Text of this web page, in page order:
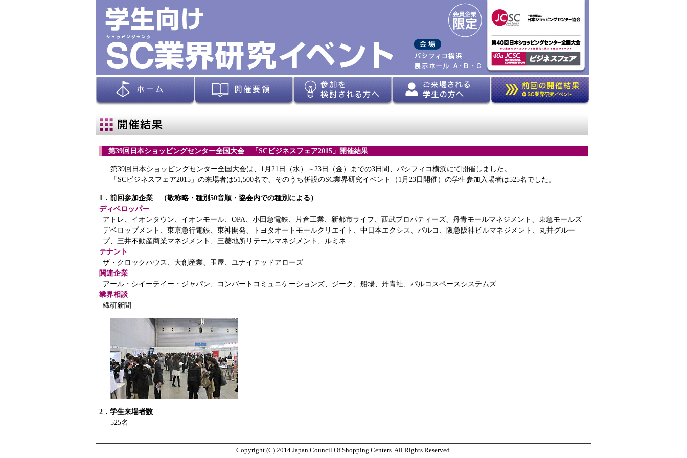
第39回日本ショッピングセンター全国大会 「SCビジネスフェア2015」開催結果
第39回日本ショッピングセンター全国大会は、1月21日（水）～23日（金）までの3日間、パシフィコ横浜にて開催しました。
「SCビジネスフェア2015」の来場者は51,500名で、そのうち併設のSC業界研究イベント（1月23日開催）の学生参加入場者は525名でした。
1．前回参加企業 （敬称略・種別50音順・協会内での種別による）
ディベロッパー
アトレ、イオンタウン、イオンモール、OPA、小田急電鉄、片倉工業、新都市ライフ、西武プロパティーズ、丹青モールマネジメント、東急モールズ
デベロップメント、東京急行電鉄、東神開発、トヨタオートモールクリエイト、中日本エクシス、パルコ、阪急阪神ビルマネジメント、丸井グルー
プ、三井不動産商業マネジメント、三菱地所リテールマネジメント、ルミネ
テナント
ザ・クロックハウス、大創産業、玉屋、ユナイテッドアローズ
関連企業
アール・シイーテイー・ジャパン、コンバートコミュニケーションズ、ジーク、船場、丹青社、パルコスペースシステムズ
業界相談
繊研新聞
2．学生来場者数
525名
Copyright (C) 2014 Japan Council Of Shopping Centers. All Rights Reserved.